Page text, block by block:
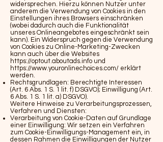
widersprechen. Hierzu können Nutzer unter
anderem die Verwendung von Cookies in den
Einstellungen ihres Browsers einschränken
(wobei dadurch auch die Funktionalität
unseres Onlineangebotes eingeschränkt sein
kann). Ein Widerspruch gegen die Verwendung
von Cookies zu Online-Marketing-Zwecken
kann auch über die Websites
https://optout.aboutads.info und
https://www.youronlinechoices.com/ erklärt
werden.
Rechtsgrundlagen: Berechtigte Interessen
(Art. 6 Abs. 1 S. 1 lit. f) DSGVO); Einwilligung (Art.
6 Abs. 1 S. 1 lit. a) DSGVO).
Weitere Hinweise zu Verarbeitungsprozessen,
Verfahren und Diensten:
Verarbeitung von Cookie-Daten auf Grundlage
einer Einwilligung: Wir setzen ein Verfahren
zum Cookie-Einwilligungs-Management ein, in
dessen Rahmen die Einwilligungen der Nutzer